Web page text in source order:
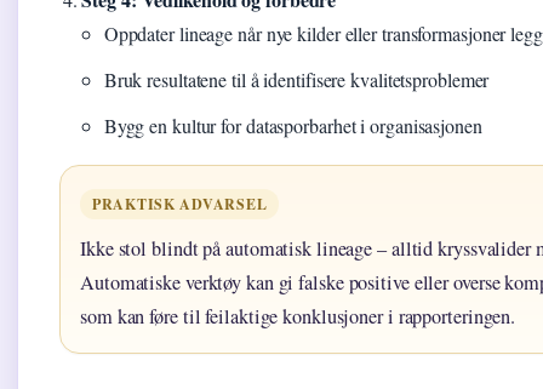
Oppdater lineage når nye kilder eller transformasjoner
Bruk resultatene til å identifisere kvalitetsproblemer
Bygg en kultur for datasporbarhet i organisasjonen
PRAKTISK ADVARSEL
Ikke stol blindt på automatisk lineage – alltid kryssvalider
Automatiske verktøy kan gi falske positive eller overse
som kan føre til feilaktige konklusjoner i rapporteringen.